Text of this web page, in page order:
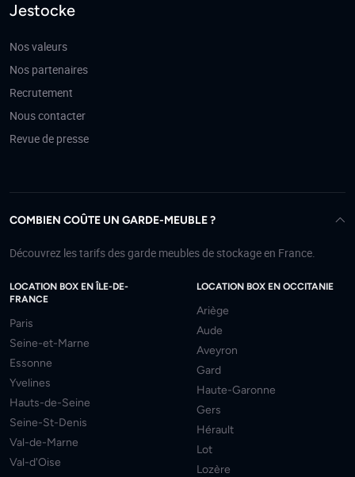
Jestocke
Nos valeurs
Nos partenaires
Recrutement
Nous contacter
Revue de presse
COMBIEN COÛTE UN GARDE-MEUBLE ?
Découvrez les tarifs des garde meubles de stockage en France.
LOCATION BOX EN ÎLE-DE-
FRANCE
Paris
Seine-et-Marne
Essonne
Yvelines
Hauts-de-Seine
Seine-St-Denis
Val-de-Marne
Val-d'Oise
LOCATION BOX EN OCCITANIE
Ariège
Aude
Aveyron
Gard
Haute-Garonne
Gers
Hérault
Lot
Lozère